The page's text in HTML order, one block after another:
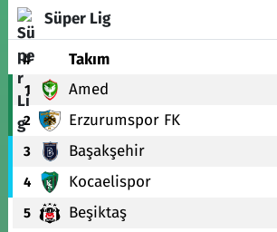
Süper Lig
# Takım
1 Amed
2 Erzurumspor FK
3 Başakşehir
4 Kocaelispor
5 Beşiktaş